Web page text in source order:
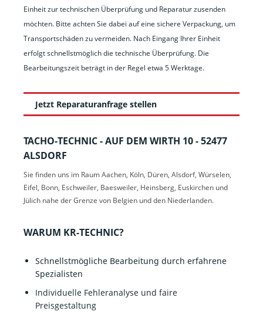
Einheit zur technischen Überprüfung und Reparatur zusenden
möchten. Bitte achten Sie dabei auf eine sichere Verpackung, um
Transportschäden zu vermeiden. Nach Eingang Ihrer Einheit
erfolgt schnellstmöglich die technische Überprüfung. Die
Bearbeitungszeit beträgt in der Regel etwa 5 Werktage.
Jetzt Reparaturanfrage stellen
TACHO-TECHNIC - AUF DEM WIRTH 10 - 52477
ALSDORF
Sie finden uns im Raum Aachen, Köln, Düren, Alsdorf, Würselen,
Eifel, Bonn, Eschweiler, Baesweiler, Heinsberg, Euskirchen und
Jülich nahe der Grenze von Belgien und den Niederlanden.
WARUM KR-TECHNIC?
Schnellstmögliche Bearbeitung durch erfahrene
Spezialisten
Individuelle Fehleranalyse und faire
Preisgestaltung